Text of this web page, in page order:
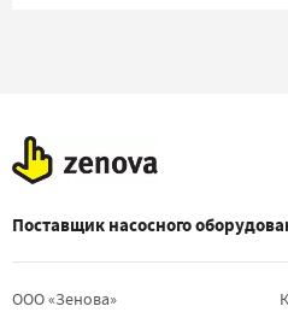
Поставщик насосного
ООО «Зенова»